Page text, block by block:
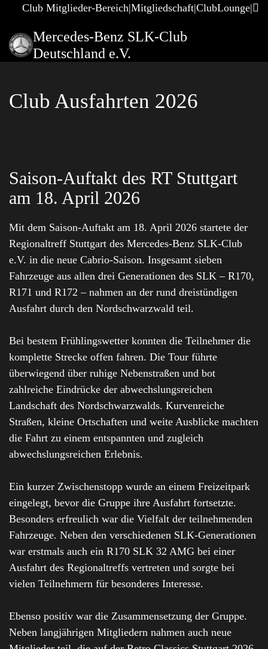
Club Mitglieder-Bereich Mitgliedschaft ClubLounge
Mercedes-Benz SLK-Club
Deutschland e.V.
Club Ausfahrten 2026
Saison-Auftakt des RT Stuttgart
am 18. April 2026
Mit dem Saison-Auftakt am 18. April 2026 startete der
Regionaltreff Stuttgart des Mercedes-Benz SLK-Club
e.V. in die neue Cabrio-Saison. Insgesamt sieben
Fahrzeuge aus allen drei Generationen des SLK – R170,
R171 und R172 – nahmen an der rund dreistündigen
Ausfahrt durch den Nordschwarzwald teil.
Bei bestem Frühlingswetter konnten die Teilnehmer die
komplette Strecke offen fahren. Die Tour führte
überwiegend über ruhige Nebenstraßen und bot
zahlreiche Eindrücke der abwechslungsreichen
Landschaft des Nordschwarzwalds. Kurvenreiche
Straßen, kleine Ortschaften und weite Ausblicke machten
die Fahrt zu einem entspannten und zugleich
abwechslungsreichen Erlebnis.
Ein kurzer Zwischenstopp wurde an einem Freizeitpark
eingelegt, bevor die Gruppe ihre Ausfahrt fortsetzte.
Besonders erfreulich war die Vielfalt der teilnehmenden
Fahrzeuge. Neben den verschiedenen SLK-Generationen
war erstmals auch ein R170 SLK 32 AMG bei einer
Ausfahrt des Regionaltreffs vertreten und sorgte bei
vielen Teilnehmern für besonderes Interesse.
Ebenso positiv war die Zusammensetzung der Gruppe.
Neben langjährigen Mitgliedern nahmen auch neue